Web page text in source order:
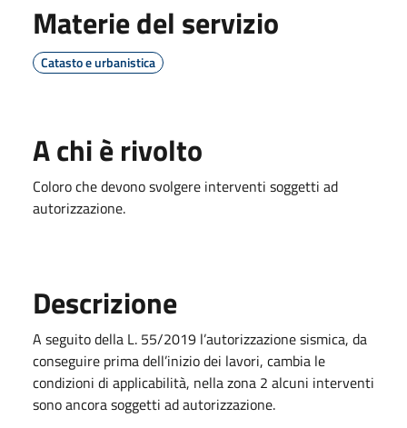
Materie del servizio
Catasto e urbanistica
A chi è rivolto
Coloro che devono svolgere interventi soggetti ad
autorizzazione.
Descrizione
A seguito della L. 55/2019 l’autorizzazione sismica, da
conseguire prima dell’inizio dei lavori, cambia le
condizioni di applicabilità, nella zona 2 alcuni interventi
sono ancora soggetti ad autorizzazione.